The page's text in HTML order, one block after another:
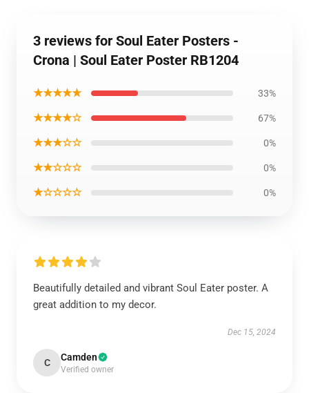
3 reviews for Soul Eater Posters -
Crona | Soul Eater Poster RB1204
★★★★★ 33%
★★★★☆ 67%
★★★☆☆ 0%
★★☆☆☆ 0%
★☆☆☆☆ 0%
Beautifully detailed and vibrant Soul Eater poster. A
great addition to my decor.
Dec 15, 2024
C Camden
Verified owner